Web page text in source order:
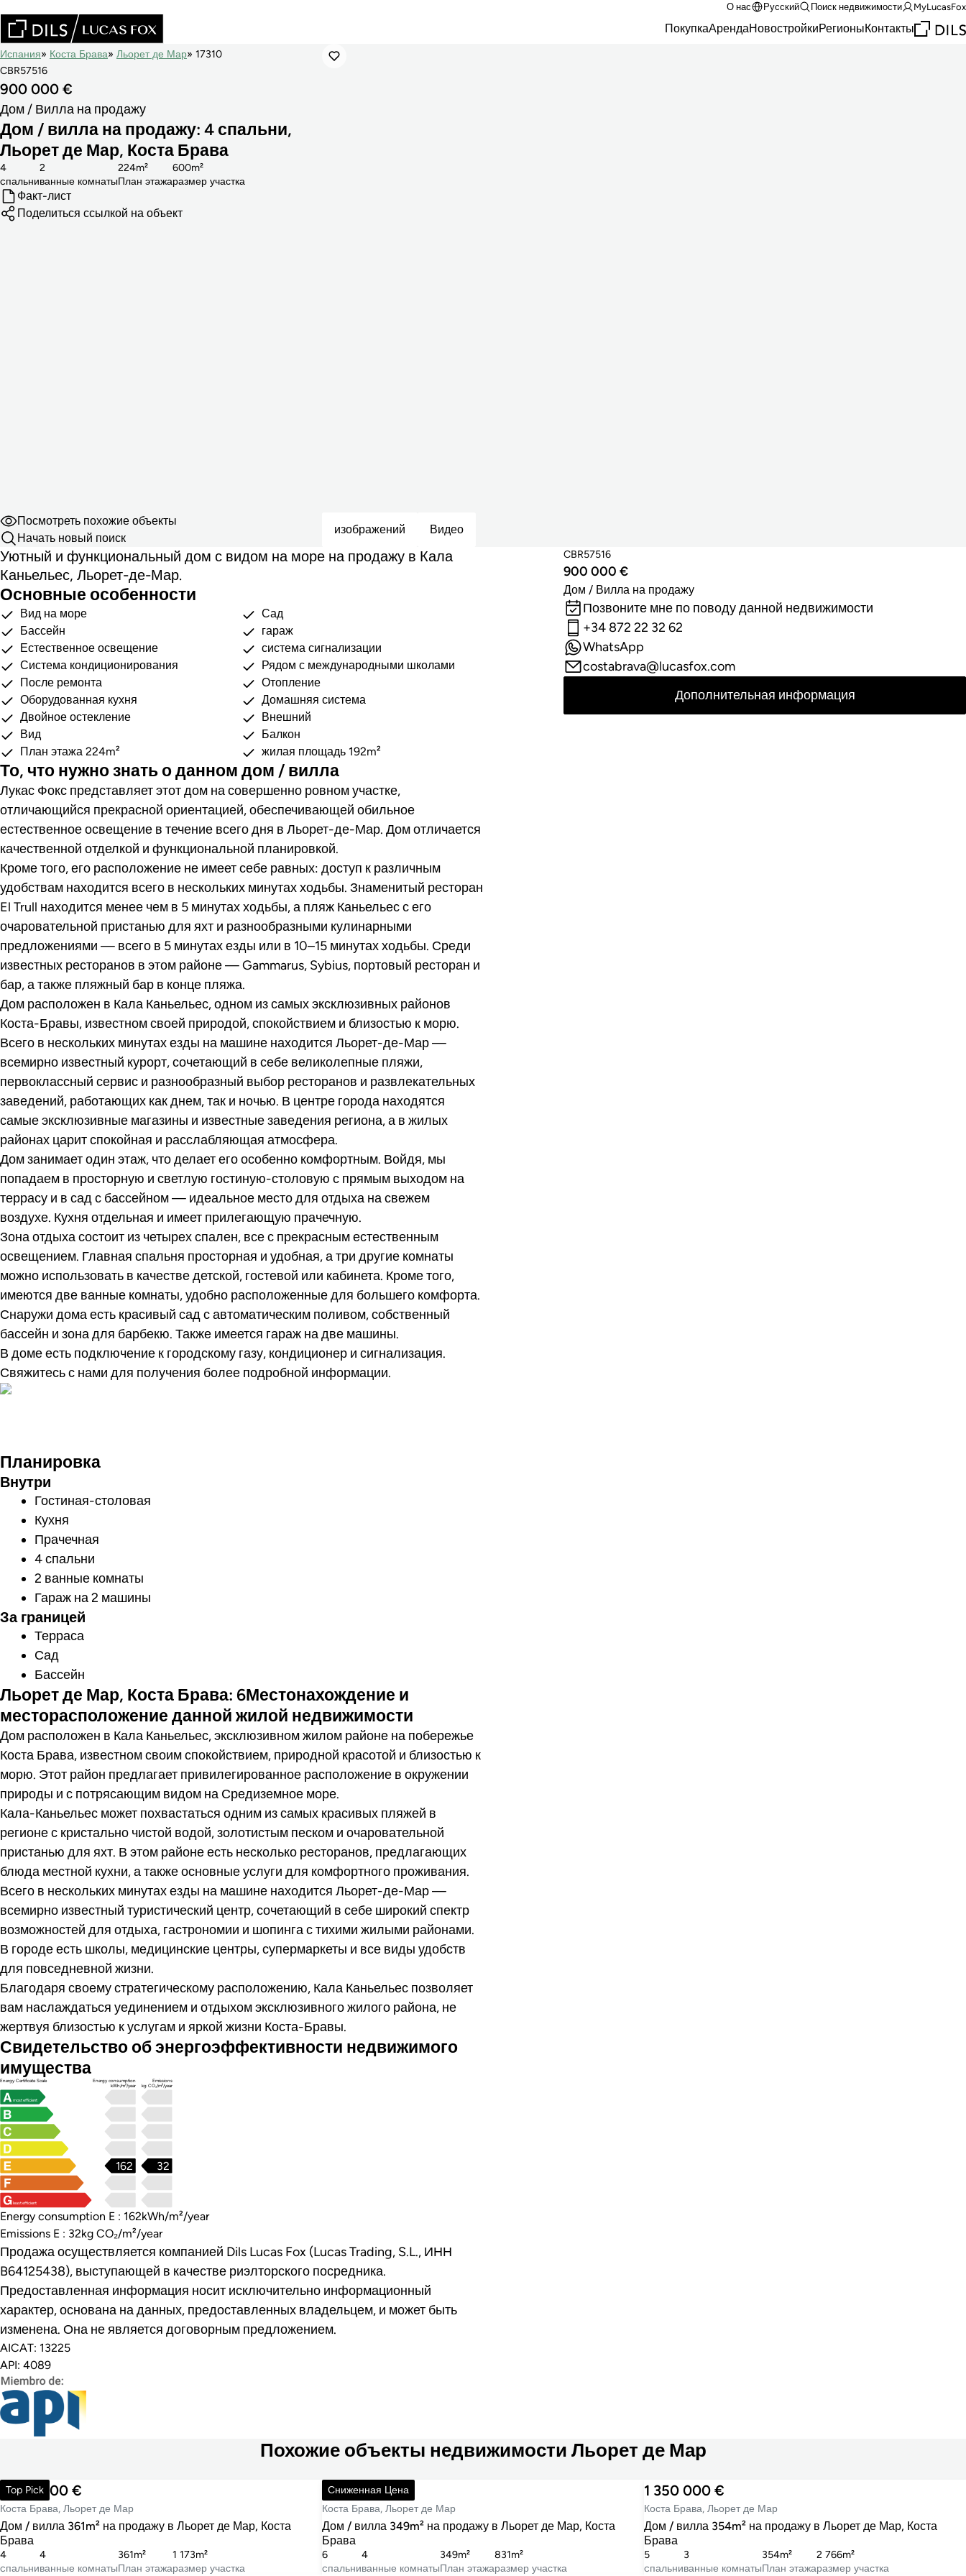
О нас Русский Поиск недвижимости MyLucasFox
ПокупкаАрендаНовостройкиРегионыКонтакты
изображений Видео
Испания Коста Брава Льорет де Мар
17310
CBR57516
900 000 €
Дом / Вилла на продажу
Дом / вилла на продажу: 4 спальни,
Льорет де Мар, Коста Брава
cпальни
4
ванные комнаты
2
План этажа
224m²
размер участка
600m²
Факт-лист
Поделиться ссылкой на объект
Посмотреть похожие объекты
Начать новый поиск
Уютный и функциональный дом с видом на море на продажу в Кала
Каньельес, Льорет-де-Мар.
Основные особенности
Вид на море
Сад
Бассейн
гараж
Естественное освещение
система сигнализации
Система кондиционирования
Рядом с международными школами
После ремонта
Отопление
Оборудованная кухня
Домашняя система
Двойное остекление
Внешний
Вид
Балкон
План этажа 224m²
жилая площадь 192m²
То, что нужно знать о данном дом / вилла
Лукас Фокс представляет этот дом на совершенно ровном участке,
отличающийся прекрасной ориентацией, обеспечивающей обильное
естественное освещение в течение всего дня в Льорет-де-Мар. Дом отличается
качественной отделкой и функциональной планировкой.
Кроме того, его расположение не имеет себе равных: доступ к различным
удобствам находится всего в нескольких минутах ходьбы. Знаменитый ресторан
El Trull находится менее чем в 5 минутах ходьбы, а пляж Каньельес с его
очаровательной пристанью для яхт и разнообразными кулинарными
предложениями — всего в 5 минутах езды или в 10–15 минутах ходьбы. Среди
известных ресторанов в этом районе — Gammarus, Sybius, портовый ресторан и
бар, а также пляжный бар в конце пляжа.
Дом расположен в Кала Каньельес, одном из самых эксклюзивных районов
Коста-Бравы, известном своей природой, спокойствием и близостью к морю.
Всего в нескольких минутах езды на машине находится Льорет-де-Мар —
всемирно известный курорт, сочетающий в себе великолепные пляжи,
первоклассный сервис и разнообразный выбор ресторанов и развлекательных
заведений, работающих как днем, так и ночью. В центре города находятся
самые эксклюзивные магазины и известные заведения региона, а в жилых
районах царит спокойная и расслабляющая атмосфера.
Дом занимает один этаж, что делает его особенно комфортным. Войдя, мы
попадаем в просторную и светлую гостиную-столовую с прямым выходом на
террасу и в сад с бассейном — идеальное место для отдыха на свежем
воздухе. Кухня отдельная и имеет прилегающую прачечную.
Зона отдыха состоит из четырех спален, все с прекрасным естественным
освещением. Главная спальня просторная и удобная, а три другие комнаты
можно использовать в качестве детской, гостевой или кабинета. Кроме того,
имеются две ванные комнаты, удобно расположенные для большего комфорта.
Снаружи дома есть красивый сад с автоматическим поливом, собственный
бассейн и зона для барбекю. Также имеется гараж на две машины.
В доме есть подключение к городскому газу, кондиционер и сигнализация.
Свяжитесь с нами для получения более подробной информации.
Планировка
Внутри
Гостиная-столовая
Кухня
Прачечная
4 спальни
2 ванные комнаты
Гараж на 2 машины
За границей
Терраса
Сад
Бассейн
Льорет де Мар, Коста Брава: 6Местонахождение и
месторасположение данной жилой недвижимости
Дом расположен в Кала Каньельес, эксклюзивном жилом районе на побережье
Коста Брава, известном своим спокойствием, природной красотой и близостью к
морю. Этот район предлагает привилегированное расположение в окружении
природы и с потрясающим видом на Средиземное море.
Кала-Каньельес может похвастаться одним из самых красивых пляжей в
регионе с кристально чистой водой, золотистым песком и очаровательной
пристанью для яхт. В этом районе есть несколько ресторанов, предлагающих
блюда местной кухни, а также основные услуги для комфортного проживания.
Всего в нескольких минутах езды на машине находится Льорет-де-Мар —
всемирно известный туристический центр, сочетающий в себе широкий спектр
возможностей для отдыха, гастрономии и шопинга с тихими жилыми районами.
В городе есть школы, медицинские центры, супермаркеты и все виды удобств
для повседневной жизни.
Благодаря своему стратегическому расположению, Кала Каньельес позволяет
вам наслаждаться уединением и отдыхом эксклюзивного жилого района, не
жертвуя близостью к услугам и яркой жизни Коста-Бравы.
Свидетельство об энергоэффективности недвижимого
имущества
Energy Certificate Scale
Energy consumption
kWh/m²/year
Emissions
kg CO₂/m²/year
most efficient
least efficient
32
162
Energy consumption E : 162kWh/m²/year
Emissions E : 32kg CO₂/m²/year
Продажа осуществляется компанией Dils Lucas Fox (Lucas Trading, S.L., ИНН
B64125438), выступающей в качестве риэлторского посредника.
Предоставленная информация носит исключительно информационный
характер, основана на данных, предоставленных владельцем, и может быть
изменена. Она не является договорным предложением.
AICAT: 13225
API: 4089
CBR57516
900 000 €
Дом / Вилла на продажу
Позвоните мне по поводу данной недвижимости
+34 872 22 32 62
WhatsApp
costabrava@lucasfox.com
Дополнительная информация
Похожие объекты недвижимости Льорет де Мар
Top Pick
1 200 000 €
Коста Брава, Льорет де Мар
Дом / вилла 361m² на продажу в Льорет де Мар, Коста
Брава
cпальни
4
ванные комнаты
4
План этажа
361m²
размер участка
1 173m²
Сниженная Цена
795 000 €
Коста Брава, Льорет де Мар
Дом / вилла 349m² на продажу в Льорет де Мар, Коста
Брава
cпальни
6
ванные комнаты
4
План этажа
349m²
размер участка
831m²
1 350 000 €
Коста Брава, Льорет де Мар
Дом / вилла 354m² на продажу в Льорет де Мар, Коста
Брава
cпальни
5
ванные комнаты
3
План этажа
354m²
размер участка
2 766m²